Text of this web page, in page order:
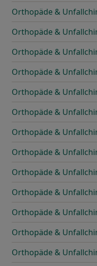
Orthopäde &
Orthopäde &
Orthopäde &
Orthopäde &
Orthopäde &
Orthopäde &
Orthopäde &
Orthopäde &
Orthopäde &
Orthopäde &
Orthopäde &
Orthopäde &
Orthopäde &